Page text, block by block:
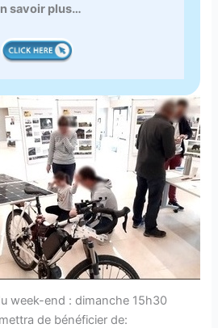
savoir plus…
week-end : dimanche 15h30
de bénéficier de: